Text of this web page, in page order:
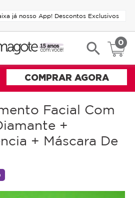
já nosso App! Descontos Exclusivos
search 0
Facial Com
+
+ Máscara De
COMPRAR AGORA